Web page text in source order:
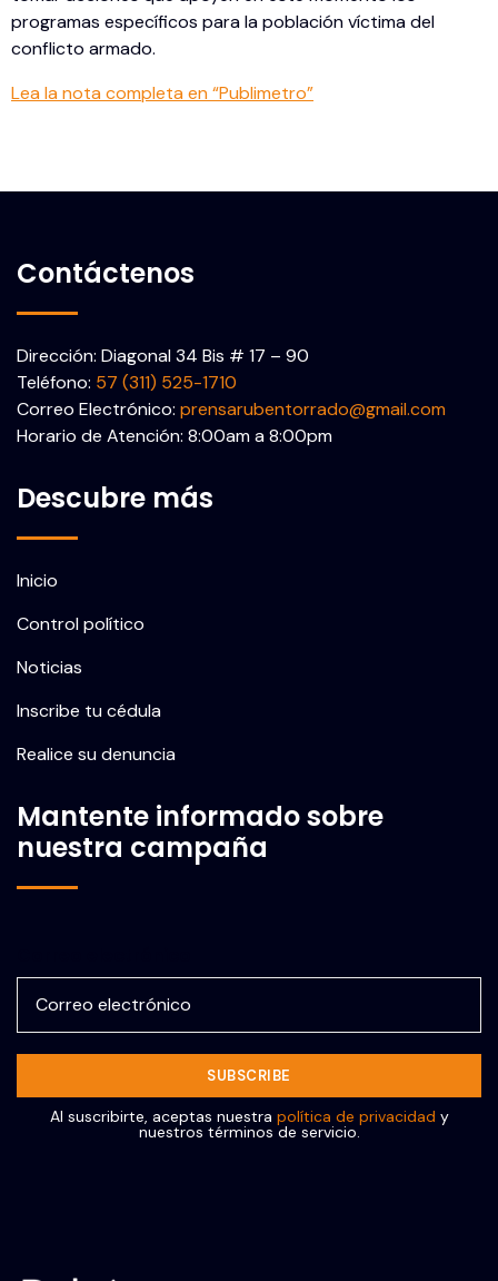
programas específicos para la población víctima del
conflicto armado.
Lea la nota completa en “Publimetro”
Contáctenos
Dirección: Diagonal 34 Bis # 17 – 90
Teléfono: 57 (311) 525-1710
Correo Electrónico: prensarubentorrado@gmail.com
Horario de Atención: 8:00am a 8:00pm
Descubre más
Inicio
Control político
Noticias
Inscribe tu cédula
Realice su denuncia
Mantente informado sobre
nuestra campaña
Al suscribirte, aceptas nuestra política de privacidad y
nuestros términos de servicio.